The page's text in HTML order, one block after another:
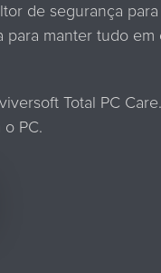
de segurança
para manter tudo em
Total PC
PC.